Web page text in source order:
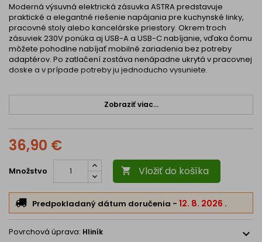
Moderná výsuvná elektrická zásuvka ASTRA predstavuje
praktické a elegantné riešenie napájania pre kuchynské linky,
pracovné stoly alebo kancelárske priestory. Okrem troch
zásuviek 230V ponúka aj USB-A a USB-C nabíjanie, vďaka čomu
môžete pohodlne nabíjať mobilné zariadenia bez potreby
adaptérov. Po zatlačení zostáva nenápadne ukrytá v pracovnej
doske a v prípade potreby ju jednoducho vysuniete.
Hlavné výhody
⚡ 3× zásuvka 230V pre pripojenie elektrospotrebičov
🔌 USB-A + USB-C nabíjanie pre telefóny, tablety a ďalšie
zariadenia
⬆️ Výsuvný mechanizmus šetriaci priestor
🎨 Elegantné hliníkové prevedenie vhodné do moderných
🛠 Jednoduchá montáž do pracovnej dosky alebo stola
🔒 Poistka proti samovoľnému zasunutiu
🏠 Ideálne do kuchýň, kancelárií, konferenčných stolov alebo
Zobraziť viac...
36,90 €
Množstvo  Vložiť do košíka
Predpokladaný dátum doručenia - 12. 8. 2026 .
Povrchová úprava: Hliník expand_more